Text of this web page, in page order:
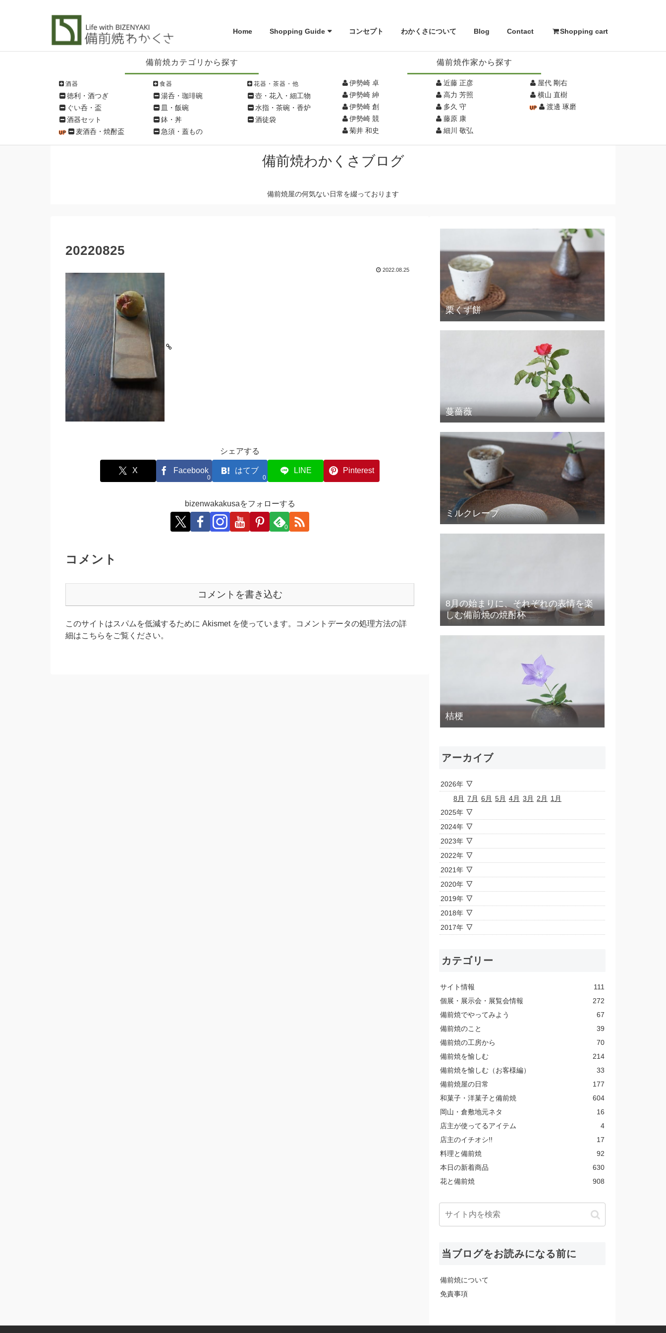
Home Shopping Guide コンセプト わかくさについて Blog Contact Shopping cart
備前焼カテゴリから探す
酒器
徳利・酒つぎ
ぐい呑・盃
酒器セット
麦酒呑・焼酎盃
食器
湯呑・珈琲碗
皿・飯碗
鉢・丼
急須・蓋もの
花器・茶器・他
壺・花入・細工物
水指・茶碗・香炉
酒徒袋
備前焼作家から探す
伊勢崎 卓
伊勢崎 紳
伊勢崎 創
伊勢崎 競
菊井 和史
近藤 正彦
高力 芳照
多久 守
藤原 康
細川 敬弘
屋代 剛右
横山 直樹
渡邊 琢磨
備前焼わかくさブログ
備前焼屋の何気ない日常を綴っております
20220825
2022.08.25
シェアする
X Facebook
0
はてブ
0
LINE Pinterest
bizenwakakusaをフォローする
0
コメント
コメントを書き込む
このサイトはスパムを低減するために Akismet を使っています。
コメントデータの処理方法の詳
細はこちらをご覧ください。
栗くず餅
蔓薔薇
ミルクレープ
8月の始まりに、それぞれの表情を楽
しむ備前焼の焼酎杯
桔梗
アーカイブ
2026年
8月 7月 6月 5月 4月 3月 2月
1月
2025年
2024年
2023年
2022年
2021年
2020年
2019年
2018年
2017年
カテゴリー
サイト情報
111
個展・展示会・展覧会情報
272
備前焼でやってみよう
67
備前焼のこと
39
備前焼の工房から
70
備前焼を愉しむ
214
備前焼を愉しむ（お客様編）
33
備前焼屋の日常
177
和菓子・洋菓子と備前焼
604
岡山・倉敷地元ネタ
16
店主が使ってるアイテム
4
店主のイチオシ!!
17
料理と備前焼
92
本日の新着商品
630
花と備前焼
908
当ブログをお読みになる前に
備前焼について
免責事項